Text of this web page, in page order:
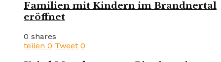
Familien mit Kindern im Brandnertal
eröffnet
0 shares
teilen 0 Tweet 0